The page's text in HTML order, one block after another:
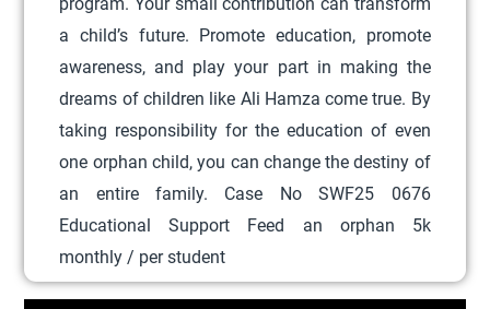
t
i
o
n
s
m
a
y
e
a child’s future. Promote education, promote
awareness, and play your part in making the
dreams of children like Ali Hamza come true. By
taking responsibility for the education of even
one orphan child, you can change the destiny of
an entire family. Case No SWF25 0676
Educational Support Feed an orphan 5k
monthly / per student